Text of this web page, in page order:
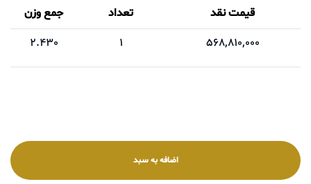
قیمت نقد تعداد
جمع وزن
568,810,000
2.430